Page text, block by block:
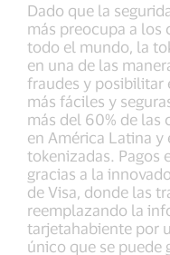
Dado que la
más preocupa a los
todo el mundo, la
en una de las
fraudes y posibilitar
más fáciles y
más del 60% de las
en América Latina y
tokenizadas. Pagos
gracias a la
de Visa, donde las
reemplazando la
tarjetahabiente por
único que se puede